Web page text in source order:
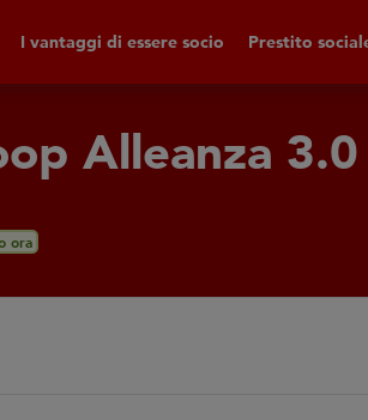
I vantaggi di essere socio Prestito sociale
Alleanza 3.0
ora